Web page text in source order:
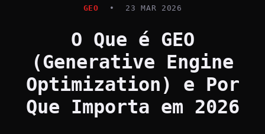
GEO • 23 MAR 2026
O Que é GEO
(Generative Engine
Optimization) e Por
Que Importa em 2026